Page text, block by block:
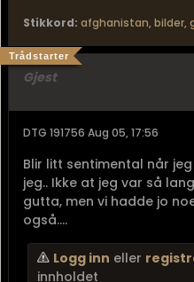
Stikkord: afghanistan, bilder,
Gjest
Trådstarter
DTG 191756 Aug 05, 17:56
Blir litt sentimental når
jeg.. Ikke at jeg var så
gutta, men vi hadde jo
også....
Logg inn eller
innholdet